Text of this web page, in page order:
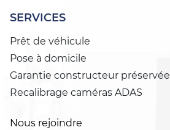
SERVICES
Prêt de véhicule
Pose à domicile
Garantie constructeur préservée
Recalibrage caméras ADAS
Nous rejoindre